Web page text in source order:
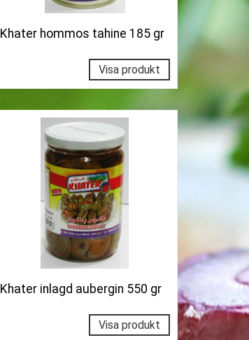
Khater hommos tahine 185 gr
Visa produkt
Khater inlagd aubergin 550 gr
Visa produkt